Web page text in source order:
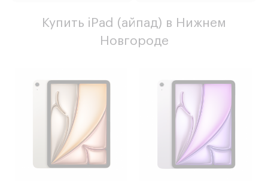
Купить iPad (айпад) в Нижнем
Новгороде